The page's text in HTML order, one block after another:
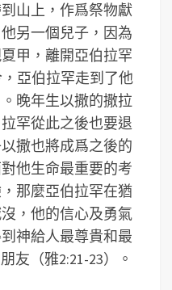
山上，作爲祭物獻
另一個兒子，因為
甲，離開亞伯拉罕
亞伯拉罕走到了他
晚年生以撒的撒拉
罕從此之後也要退
撒也將成爲之後的
他生命最重要的考
那麼亞伯拉罕在猶
，他的信心及勇氣
神給人最尊貴和最
友（雅2:21-23）。